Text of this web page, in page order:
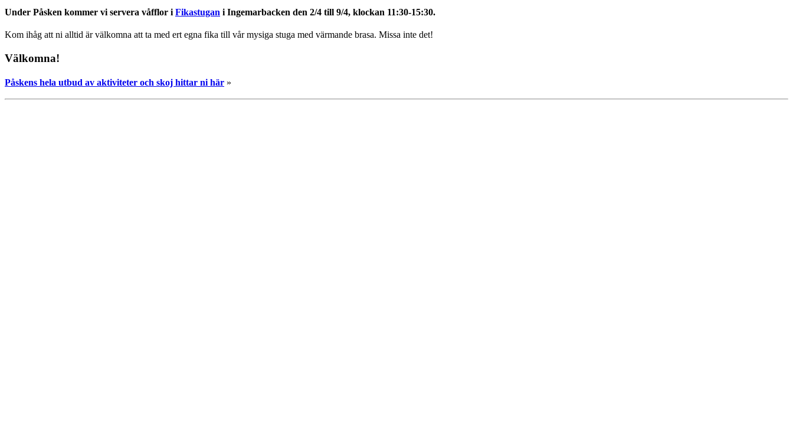
Under Påsken kommer vi servera våfflor i Fikastugan i Ingemarbacken den 2/4 till 9/4, klockan 11:30-15:30.
Kom ihåg att ni alltid är välkomna att ta med ert egna fika till vår mysiga stuga med värmande brasa. Missa inte det!
Välkomna!
Påskens hela utbud av aktiviteter och skoj hittar ni här »